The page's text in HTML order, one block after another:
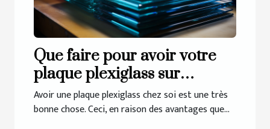
Que faire pour avoir votre
plaque plexiglass sur
mesure ?
Avoir une plaque plexiglass chez soi est une très
bonne chose. Ceci, en raison des avantages que...